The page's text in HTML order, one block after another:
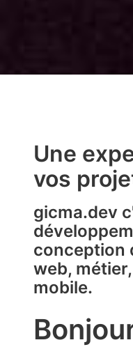
Une
vos
gicma.dev
conception
web,
mobile.